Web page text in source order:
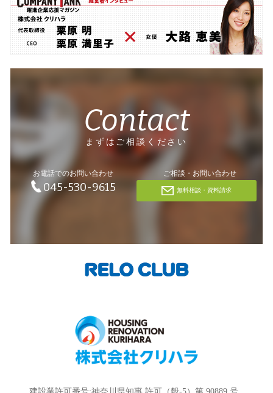
Contact
まずはご相談ください
お電話でのお問い合わせ
045-530-9615
ご相談・お問い合わせ
無料相談・資料請求